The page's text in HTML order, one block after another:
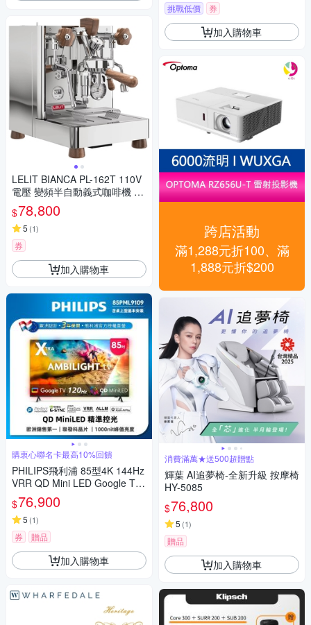
LELIT BIANCA PL-162T 110V
電壓 變頻半自動義式咖啡機 不
含安裝
$78,800
5 (1)
券
加入購物車
購衷心聯名卡最高10%回饋
PHILIPS飛利浦 85型4K 144Hz
VRR QD Mini LED Google TV
智慧顯示器 85PML9109
$76,900
5 (1)
券 贈品
加入購物車
挑戰低價 券
加入購物車
跨店活動
滿1,288元折100、滿
1,888元折$200
消費滿萬★送500超贈點
輝葉 AI追夢椅-全新升級 按摩椅
HY-5085
$76,800
5 (1)
贈品
加入購物車